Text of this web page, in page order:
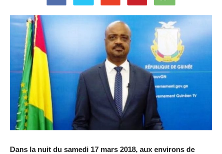
Dans la nuit du samedi 17 mars 2018, aux environs de